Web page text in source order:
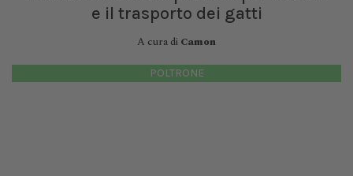
e il trasporto dei gatti
A cura di Camon
POLTRONE